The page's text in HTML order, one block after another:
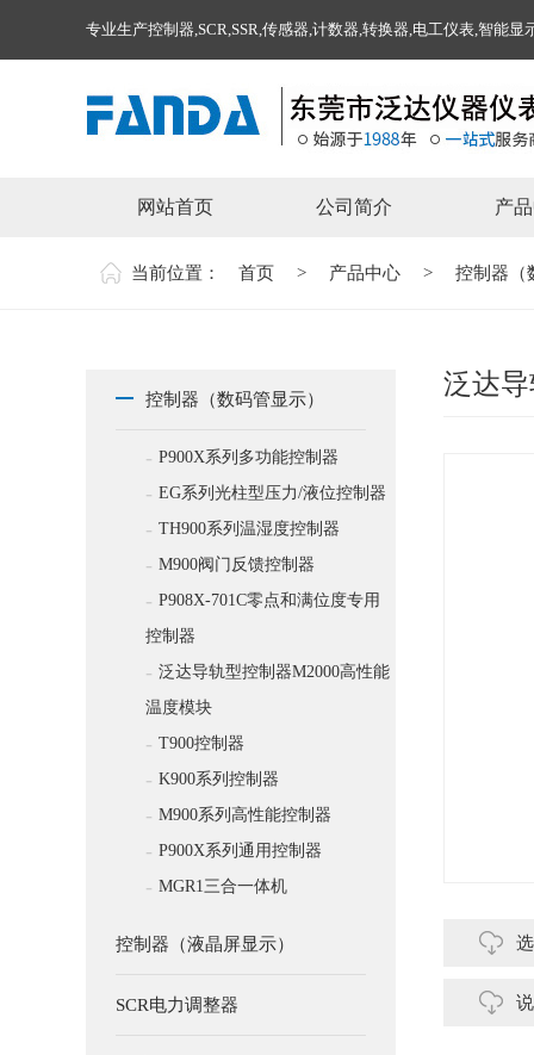
专业生产控制器,SCR,SSR,传感器,计数器,转换器,电工仪表,智能显
网站首页 公司简介 产
当前位置： 首页 > 产品中心 > 控制器（
控制器（数码管显示）
- P900X系列多功能控制器
- EG系列光柱型压力/液位控制器
- TH900系列温湿度控制器
- M900阀门反馈控制器
- P908X-701C零点和满位度专用
控制器
- 泛达导轨型控制器M2000高性能
温度模块
- T900控制器
- K900系列控制器
- M900系列高性能控制器
- P900X系列通用控制器
- MGR1三合一体机
控制器（液晶屏显示）
SCR电力调整器
泛达